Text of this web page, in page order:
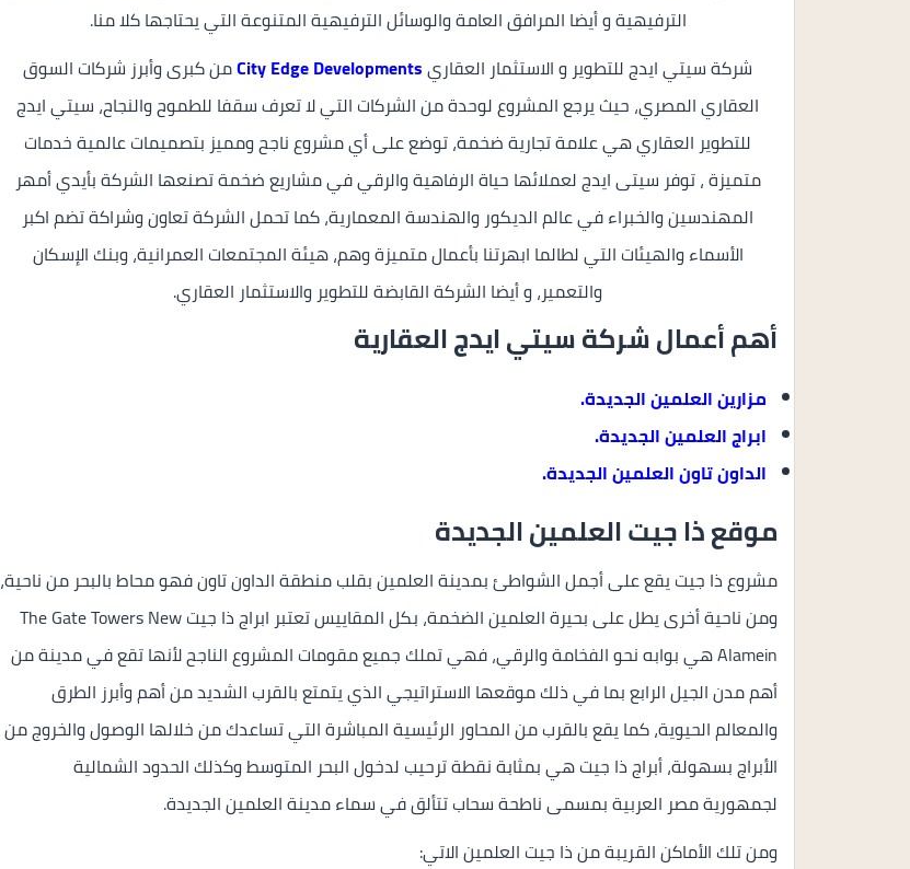
الترفيهية و أيضا المرافق العامة والوسائل الترفيهية المتنوعة التي يحتاجها كلا منا.
شركة سيتي ايدج للتطوير و الاستثمار العقاريCity Edge Developmentsمن كبرى وأبرز شركات السوق
العقاري المصري، حيث يرجع المشروع لوحدة من الشركات التي لا تعرف سقفا للطموح والنجاح، سيتي ايدج
للتطوير العقاري هي علامة تجارية ضخمة، توضع على أي مشروع ناجح ومميز بتصميمات عالمية خدمات
متميزة ، توفر سيتى ايدج لعملائها حياة الرفاهية والرقي في مشاريع ضخمة تصنعها الشركة بأيدي أمهر
المهندسين والخبراء في عالم الديكور والهندسة المعمارية، كما تحمل الشركة تعاون وشراكة تضم اكبر
الأسماء والهيئات التي لطالما ابهرتنا بأعمال متميزة وهم، هيئة المجتمعات العمرانية، وبنك الإسكان
والتعمير، و أيضا الشركة القابضة للتطوير والاستثمار العقاري.
أهم أعمال شركة سيتي ايدج العقارية
مزارين العلمين الجديدة.
ابراج العلمين الجديدة.
الداون تاون العلمين الجديدة.
موقع ذا جيت العلمين الجديدة
مشروع ذا جيت يقع على أجمل الشواطئ بمدينة العلمين بقلب منطقة الداون تاون فهو محاط بالبحر من ناحية،
ومن ناحية أخرى يطل على بحيرة العلمين الضخمة، بكل المقاييس تعتبر ابراج ذا جيت The Gate Towers New
Alamein هي بوابه نحو الفخامة والرقي، فهي تملك جميع مقومات المشروع الناجح لأنها تقع في مدينة من
أهم مدن الجيل الرابع بما في ذلك موقعها الاستراتيجي الذي يتمتع بالقرب الشديد من أهم وأبرز الطرق
والمعالم الحيوية، كما يقع بالقرب من المحاور الرئيسية المباشرة التي تساعدك من خلالها الوصول والخروج من
الأبراج بسهولة، أبراج ذا جيت هي بمثابة نقطة ترحيب لدخول البحر المتوسط وكذلك الحدود الشمالية
لجمهورية مصر العربية بمسمى ناطحة سحاب تتألق في سماء مدينة العلمين الجديدة.
ومن تلك الأماكن القريبة من ذا جيت العلمين الاتي: